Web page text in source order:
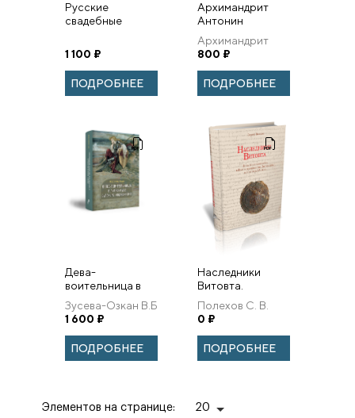
Русские
свадебные
архивных
коллекциях XIX —
первой трети XX
в. / Составление,
1 100 ₽
ПОДРОБНЕЕ
Архимандрит
Антонин
(Капустин).
Дневник. Годы
1856–1860.
Архимандрит
Антонин
800 ₽
ПОДРОБНЕЕ
Дева-
воительница в
литературе
русского
модернизма:
образ, мотивы,
сюжеты
Зусева-Озкан В.Б
1 600 ₽
ПОДРОБНЕЕ
Наследники
Витовта.
Династическая
война в Великом
княжестве
Литовском в 30-
е годы XV века.
Полехов С. В.
0 ₽
ПОДРОБНЕЕ
Элементов на странице: 20